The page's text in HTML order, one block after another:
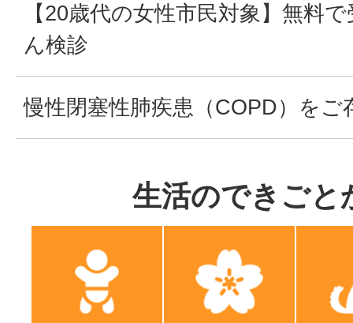
【20歳代の女性市民対象】無料
ん検診
慢性閉塞性肺疾患（COPD）をご
生活のできごと